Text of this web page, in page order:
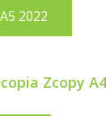
2022
Zcopy A4